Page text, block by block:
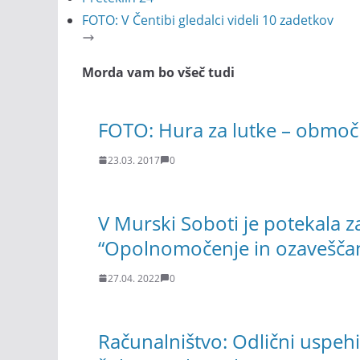
FOTO: V Čentibi gledalci videli 10 zadetkov
Morda vam bo všeč tudi
FOTO: Hura za lutke –
23.03. 2017 0
V Murski Soboti je potekala
“Opolnomočenje in
27.04. 2022 0
Računalništvo: Odlični